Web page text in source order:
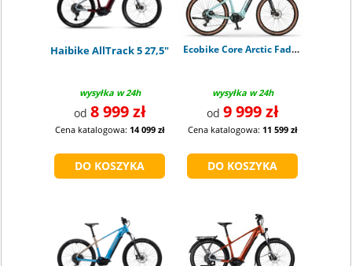
Haibike AllTrack 5 27,5"
wysyłka w 24h
od 8 999 zł
Cena katalogowa: 14 099 zł
Ecobike Core Arctic Fade 1008 Wh
wysyłka w 24h
od 9 999 zł
Cena katalogowa: 11 599 zł